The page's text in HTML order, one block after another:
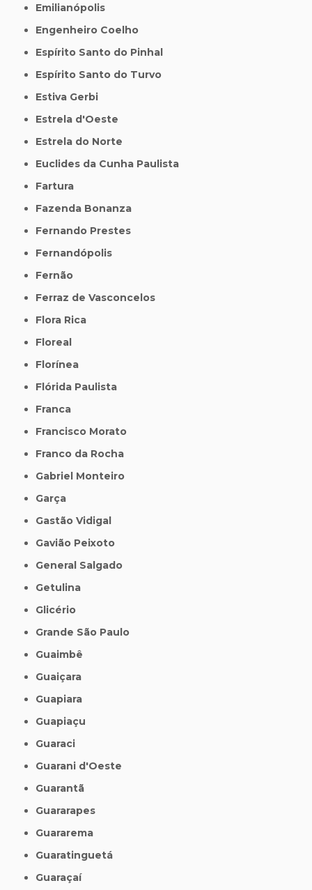
Emilianópolis
Engenheiro Coelho
Espírito Santo do Pinhal
Espírito Santo do Turvo
Estiva Gerbi
Estrela d'Oeste
Estrela do Norte
Euclides da Cunha Paulista
Fartura
Fazenda Bonanza
Fernando Prestes
Fernandópolis
Fernão
Ferraz de Vasconcelos
Flora Rica
Floreal
Florínea
Flórida Paulista
Franca
Francisco Morato
Franco da Rocha
Gabriel Monteiro
Garça
Gastão Vidigal
Gavião Peixoto
General Salgado
Getulina
Glicério
Grande São Paulo
Guaimbê
Guaiçara
Guapiara
Guapiaçu
Guaraci
Guarani d'Oeste
Guarantã
Guararapes
Guararema
Guaratinguetá
Guaraçaí